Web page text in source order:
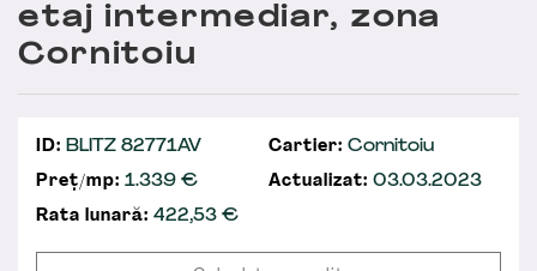
etaj intermediar, zona
Cornitoiu
ID: BLITZ 82771AV Cartier: Cornitoiu
Preț/mp: 1.339 € Actualizat: 03.03.2023
Rata lunară: 422,53€